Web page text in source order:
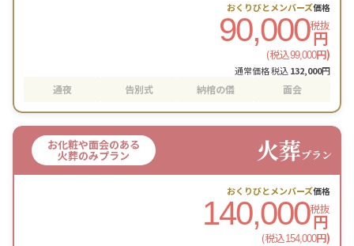
おくりびとメンバーズ価格
90,000税抜
円
(税込99,000円)
通常価格 税込132,000円
通夜 告別式 納棺の儀 面会
お化粧や面会のある
火葬のみプラン 火葬プラン
おくりびとメンバーズ価格
140,000税抜
円
(税込154,000円)